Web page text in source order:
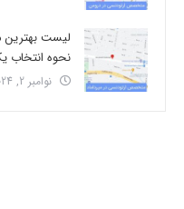
لیست بهترین
نحوه
نوامبر 2, 2024